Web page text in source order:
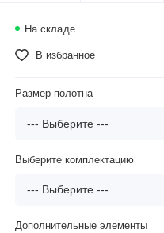
На складе
В избранное
Размер полотна
Выберите комплектацию
Дополнительные элементы